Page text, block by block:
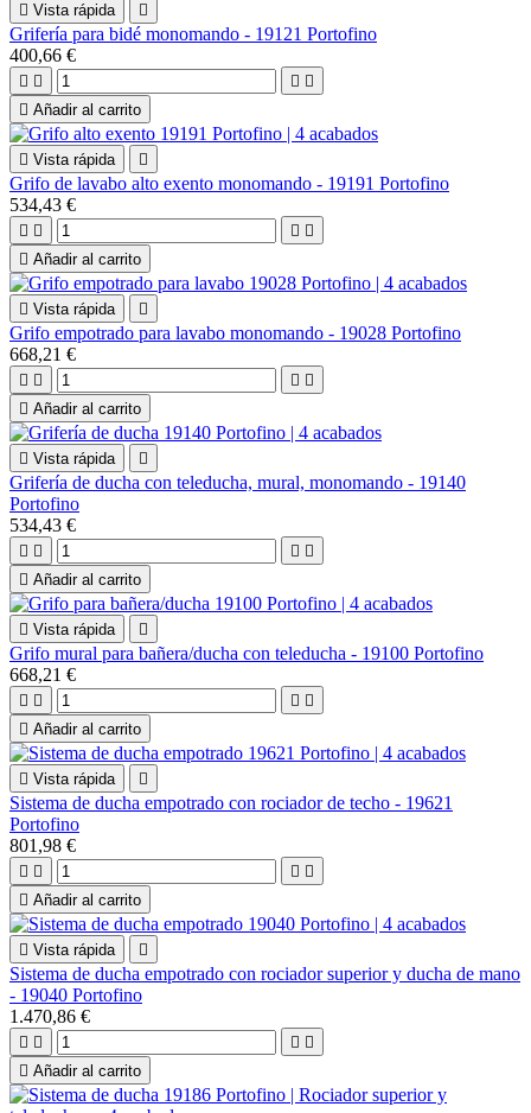
 Vista rápida 
Grifería para bidé monomando - 19121 Portofino
400,66 €
   
 Añadir al carrito
 Vista rápida 
Grifo de lavabo alto exento monomando - 19191 Portofino
534,43 €
   
 Añadir al carrito
 Vista rápida 
Grifo empotrado para lavabo monomando - 19028 Portofino
668,21 €
   
 Añadir al carrito
 Vista rápida 
Grifería de ducha con teleducha, mural, monomando - 19140
Portofino
534,43 €
   
 Añadir al carrito
 Vista rápida 
Grifo mural para bañera/ducha con teleducha - 19100 Portofino
668,21 €
   
 Añadir al carrito
 Vista rápida 
Sistema de ducha empotrado con rociador de techo - 19621
Portofino
801,98 €
   
 Añadir al carrito
 Vista rápida 
Sistema de ducha empotrado con rociador superior y ducha de mano
- 19040 Portofino
1.470,86 €
   
 Añadir al carrito